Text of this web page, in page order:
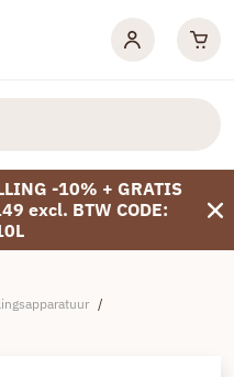
-10% + GRATIS
excl. BTW CODE:
/